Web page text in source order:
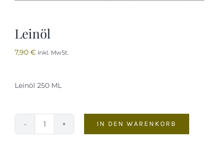
Leinöl
7,90 € inkl. MwSt.
Leinöl 250 ML
Leinöl
IN DEN WARENKORB